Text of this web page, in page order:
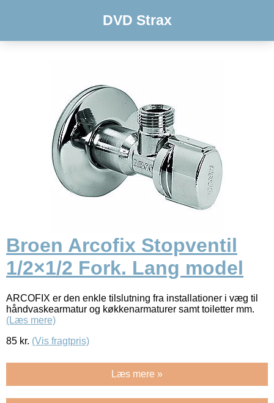
DVD Strax
Broen Arcofix Stopventil
1/2×1/2 Fork. Lang model
ARCOFIX er den enkle tilslutning fra installationer i væg til
håndvaskearmatur og køkkenarmaturer samt toiletter mm.
(Læs mere)
85 kr. (Vis fragtpris)
Læs mere »